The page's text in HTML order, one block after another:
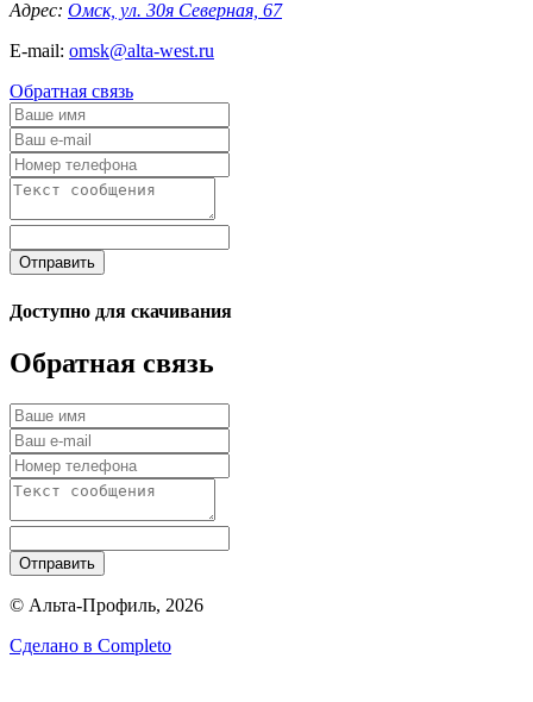
Адрес: Омск, ул. 30я Северная, 67
E-mail: omsk@alta-west.ru
Обратная связь
Отправить
Доступно для скачивания
Обратная связь
Отправить
© Альта-Профиль, 2026
Сделано в Completo